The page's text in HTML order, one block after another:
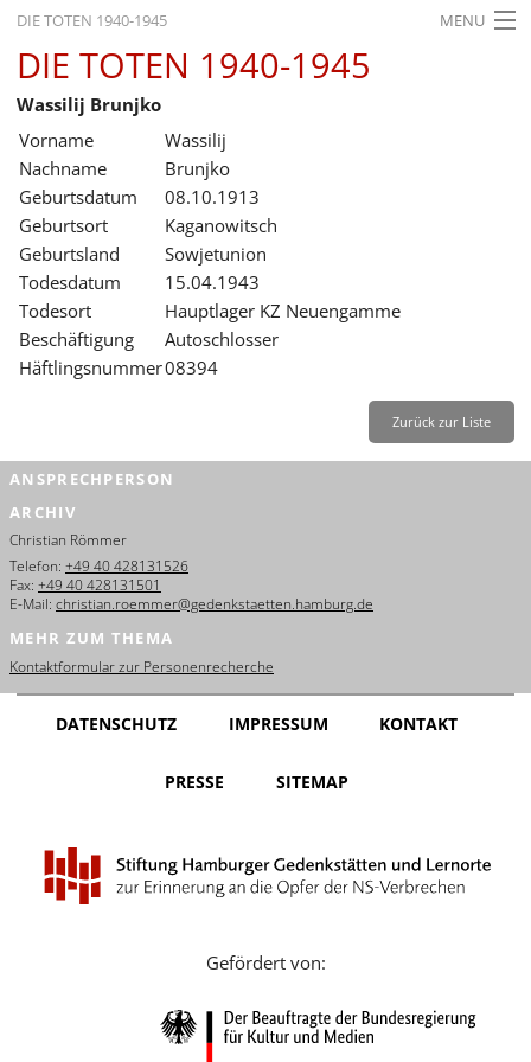
DIE TOTEN 1940-1945 MENU
STARTSEITE
AKTUELLES
AUSSTELLUNGEN
GESCHICHTE
BILDUNG
FORSCHUNG
SERVICE
Français
Dansk
Español
Nederlands
Português
Русский
Leichte Sprache
DIE TOTEN 1940-1945
Wassilij Brunjko
Vorname
Wassilij
Nachname
Brunjko
Geburtsdatum
08.10.1913
Geburtsort
Kaganowitsch
Geburtsland
Sowjetunion
Todesdatum
15.04.1943
Todesort
Hauptlager KZ Neuengamme
Beschäftigung
Autoschlosser
Häftlingsnummer08394
Zurück zur Liste
ANSPRECHPERSON
ARCHIV
Christian Römmer
Telefon: +49 40 428131526
Fax: +49 40 428131501
E-Mail: christian.roemmer@gedenkstaetten.hamburg.de
MEHR ZUM THEMA
Kontaktformular zur Personenrecherche
DATENSCHUTZ IMPRESSUM KONTAKT
PRESSE SITEMAP
Gefördert von: